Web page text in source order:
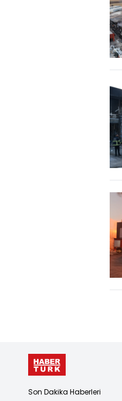
Son Dakika Haberleri